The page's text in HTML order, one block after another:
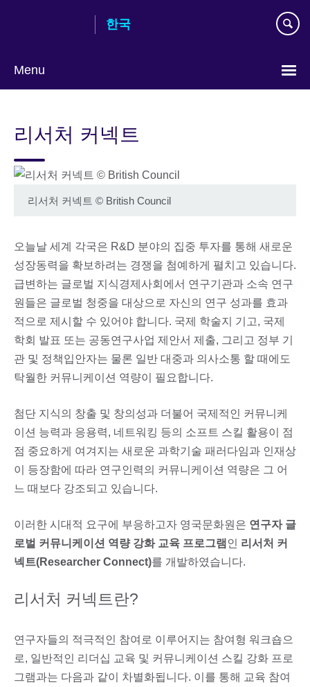
content
한국
Menu
리서처 커넥트
리서처 커넥트 © British Council
오늘날 세계 각국은 R&D 분야의 집중 투자를 통해 새로운
성장동력을 확보하려는 경쟁을 첨예하게 펼치고 있습니다.
급변하는 글로벌 지식경제사회에서 연구기관과 소속 연구
원들은 글로벌 청중을 대상으로 자신의 연구 성과를 효과
적으로 제시할 수 있어야 합니다. 국제 학술지 기고, 국제
학회 발표 또는 공동연구사업 제안서 제출, 그리고 정부 기
관 및 정책입안자는 물론 일반 대중과 의사소통 할 때에도
탁월한 커뮤니케이션 역량이 필요합니다.
첨단 지식의 창출 및 창의성과 더불어 국제적인 커뮤니케
이션 능력과 응용력, 네트워킹 등의 소프트 스킬 활용이 점
점 중요하게 여겨지는 새로운 과학기술 패러다임과 인재상
이 등장함에 따라 연구인력의 커뮤니케이션 역량은 그 어
느 때보다 강조되고 있습니다.
이러한 시대적 요구에 부응하고자 영국문화원은 연구자 글
로벌 커뮤니케이션 역량 강화 교육 프로그램 인 리서처 커
넥트(Researcher Connect)를 개발하였습니다.
리서처 커넥트란?
연구자들의 적극적인 참여로 이루어지는 참여형 워크숍으
로, 일반적인 리더십 교육 및 커뮤니케이션 스킬 강화 프로
그램과는 다음과 같이 차별화됩니다. 이를 통해 교육 참여